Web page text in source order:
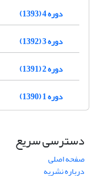
دوره 4 (1393)
دوره 3 (1392)
دوره 2 (1391)
دوره 1 (1390)
دسترسی سریع
صفحه اصلی
درباره نشریه